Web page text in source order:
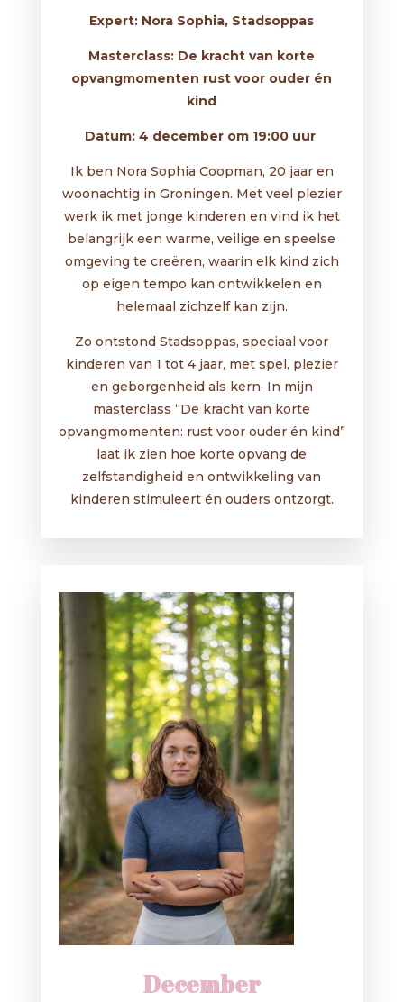
Expert: Nora Sophia, Stadsoppas
Masterclass: De kracht van korte
opvangmomenten rust voor ouder én
kind
Datum: 4 december om 19:00 uur
Ik ben Nora Sophia Coopman, 20 jaar en
woonachtig in Groningen. Met veel plezier
werk ik met jonge kinderen en vind ik het
belangrijk een warme, veilige en speelse
omgeving te creëren, waarin elk kind zich
op eigen tempo kan ontwikkelen en
helemaal zichzelf kan zijn.
Zo ontstond Stadsoppas, speciaal voor
kinderen van 1 tot 4 jaar, met spel, plezier
en geborgenheid als kern. In mijn
masterclass “De kracht van korte
opvangmomenten: rust voor ouder én kind”
laat ik zien hoe korte opvang de
zelfstandigheid en ontwikkeling van
kinderen stimuleert én ouders ontzorgt.
December